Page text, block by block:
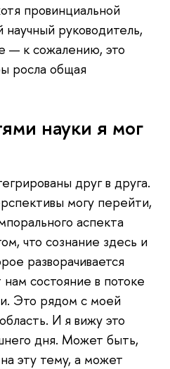
провинциальной
научный руководитель,
— к сожалению, это
росла общая
науки я мог
друг в друга.
могу перейти,
аспекта
что сознание здесь и
разворачивается
состояние в потоке
Это рядом с моей
И я вижу это
дня. Может быть,
эту тему, а может